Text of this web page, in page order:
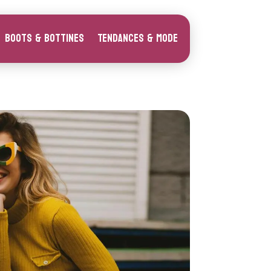
Boots & Bottines Tendances & Mode